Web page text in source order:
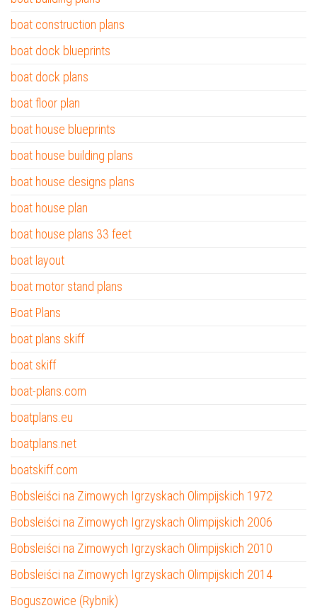
boat construction plans
boat dock blueprints
boat dock plans
boat floor plan
boat house blueprints
boat house building plans
boat house designs plans
boat house plan
boat house plans 33 feet
boat layout
boat motor stand plans
Boat Plans
boat plans skiff
boat skiff
boat-plans.com
boatplans.eu
boatplans.net
boatskiff.com
Bobsleiści na Zimowych Igrzyskach Olimpijskich 1972
Bobsleiści na Zimowych Igrzyskach Olimpijskich 2006
Bobsleiści na Zimowych Igrzyskach Olimpijskich 2010
Bobsleiści na Zimowych Igrzyskach Olimpijskich 2014
Boguszowice (Rybnik)